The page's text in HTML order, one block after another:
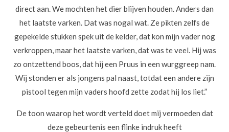
direct aan. We mochten het dier blijven houden. Anders dan
het laatste varken. Dat was nogal wat. Ze pikten zelfs de
gepekelde stukken spek uit de kelder, dat kon mijn vader nog
verkroppen, maar het laatste varken, dat was te veel. Hij was
zo ontzettend boos, dat hij een Pruus in een wurggreep nam.
Wij stonden er als jongens pal naast, totdat een andere zijn
pistool tegen mijn vaders hoofd zette zodat hij los liet.”
De toon waarop het wordt verteld doet mij vermoeden dat
deze gebeurtenis een flinke indruk heeft